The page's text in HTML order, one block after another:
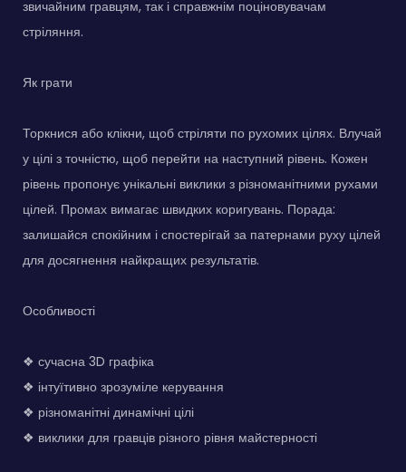
звичайним гравцям, так і справжнім поціновувачам
стріляння.
Як грати
Торкнися або клікни, щоб стріляти по рухомих цілях. Влучай
у цілі з точністю, щоб перейти на наступний рівень. Кожен
рівень пропонує унікальні виклики з різноманітними рухами
цілей. Промах вимагає швидких коригувань. Порада:
залишайся спокійним і спостерігай за патернами руху цілей
для досягнення найкращих результатів.
Особливості
❖ сучасна 3D графіка
❖ інтуїтивно зрозуміле керування
❖ різноманітні динамічні цілі
❖ виклики для гравців різного рівня майстерності